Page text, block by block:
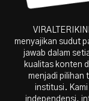
menyajikan sudut
jawab dalam
kualitas konten
menjadi pilihan
institusi.
independensi,